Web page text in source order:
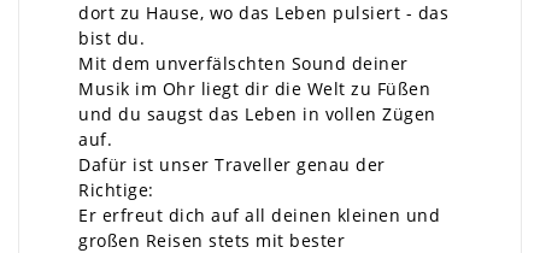
dort zu Hause, wo das Leben pulsiert - das
bist du.
Mit dem unverfälschten Sound deiner
Musik im Ohr liegt dir die Welt zu Füßen
und du saugst das Leben in vollen Zügen
auf.
Dafür ist unser Traveller genau der
Richtige:
Er erfreut dich auf all deinen kleinen und
großen Reisen stets mit bester